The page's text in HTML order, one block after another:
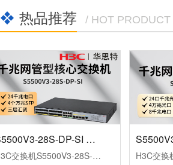
热品推荐 / HOT PRODUCT
S5500V3-28S-DP-SI 交换机
H3C交换机S5500V3-28S-DP-SI（L3以太网交换机主机，支持24个10/100/1000BASE-T电口，支持4个1G/10GBASE-XSFPPlus端口，AC）